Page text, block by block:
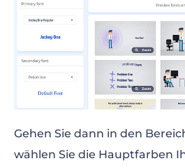
Gehen Sie dann in den
wählen Sie die Hauptfarben